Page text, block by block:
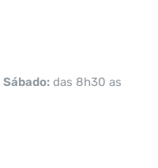
Sábado: das 8h30 as